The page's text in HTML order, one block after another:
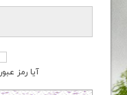
آیا رمز